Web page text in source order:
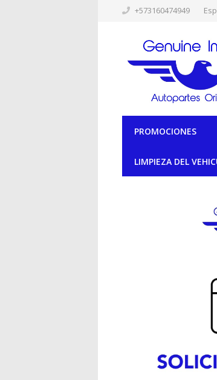
+573160474949
PROMOCIONES
LIMPIEZA DEL